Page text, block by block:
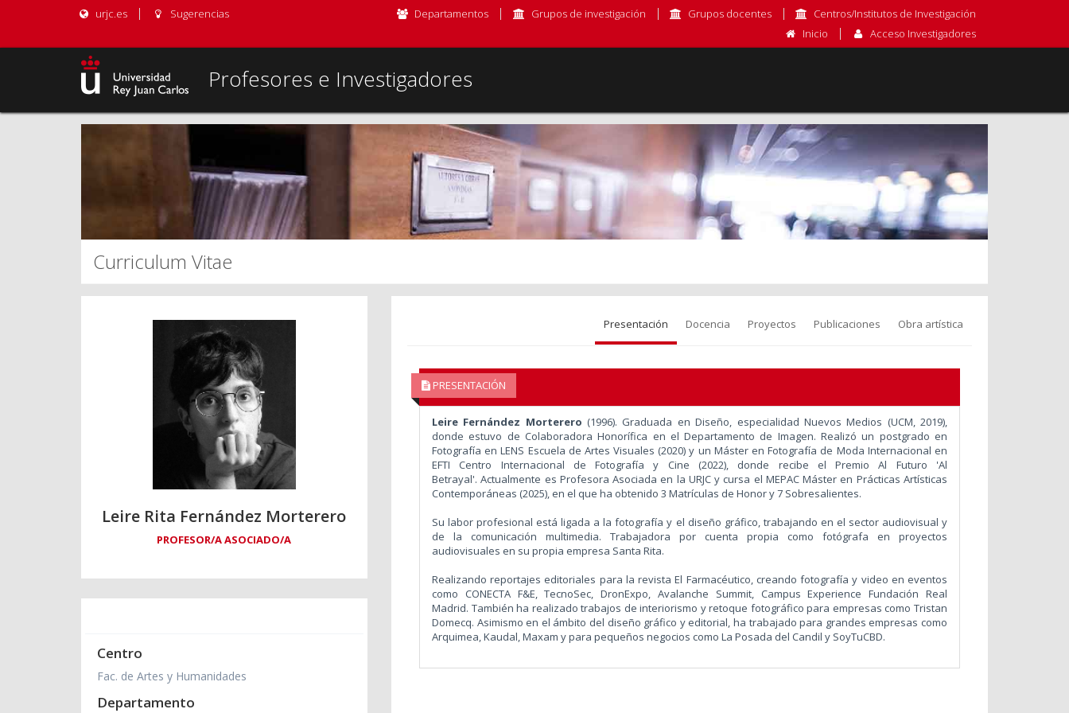
urjc.es Sugerencias Departamentos Grupos de investigación Grupos docentes
Centros/Institutos de Investigación
Inicio
Acceso Investigadores
Profesores e Investigadores
Curriculum Vitae
Leire Rita Fernández Morterero
PROFESOR/A ASOCIADO/A
Centro
Fac. de Artes y Humanidades
Departamento
Presentación Docencia Proyectos Publicaciones Obra artística
PRESENTACIÓN
Leire Fernández Morterero (1996). Graduada en Diseño, especialidad Nuevos Medios (UCM, 2019),
donde estuvo de Colaboradora Honorífica en el Departamento de Imagen. Realizó un postgrado en
Fotografía en LENS Escuela de Artes Visuales (2020) y un Máster en Fotografía de Moda Internacional en
EFTI Centro Internacional de Fotografía y Cine (2022), donde recibe el Premio Al Futuro 'Al
Betrayal'. Actualmente es Profesora Asociada en la URJC y cursa el MEPAC Máster en Prácticas Artísticas
Contemporáneas (2025), en el que ha obtenido 3 Matrículas de Honor y 7 Sobresalientes.
Su labor profesional está ligada a la fotografía y el diseño gráfico, trabajando en el sector audiovisual y
de la comunicación multimedia. Trabajadora por cuenta propia como fotógrafa en proyectos
audiovisuales en su propia empresa Santa Rita.
Realizando reportajes editoriales para la revista El Farmacéutico, creando fotografía y video en eventos
como CONECTA F&E, TecnoSec, DronExpo, Avalanche Summit, Campus Experience Fundación Real
Madrid. También ha realizado trabajos de interiorismo y retoque fotográficopara empresas como Tristan
Domecq. Asimismo en el ámbito del diseño gráfico y editorial, ha trabajado para grandes empresas como
Arquimea, Kaudal, Maxam y para pequeños negocios como La Posada del Candil y SoyTuCBD.